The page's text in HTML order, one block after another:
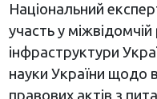
Національний
участь у міжвідомчій
інфраструктури
науки України щодо
правових актів з